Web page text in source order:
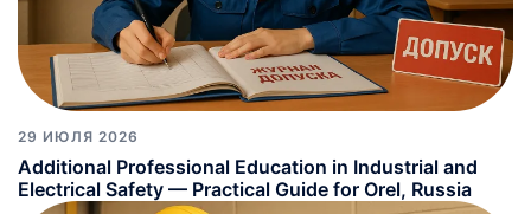
29 ИЮЛЯ 2026
Additional Professional Education in Industrial and
Electrical Safety — Practical Guide for Orel, Russia